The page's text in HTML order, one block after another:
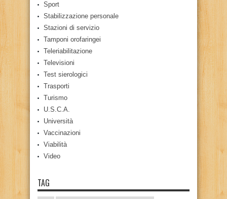
Sport
Stabilizzazione personale
Stazioni di servizio
Tamponi orofaringei
Teleriabilitazione
Televisioni
Test sierologici
Trasporti
Turismo
U.S.C.A.
Università
Vaccinazioni
Viabilità
Video
TAG